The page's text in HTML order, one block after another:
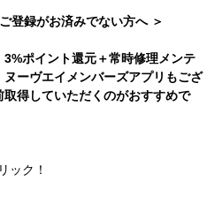
登録がお済みでない方へ ＞
ポイント還元＋常時修理メンテ
ーヴエイメンバーズアプリもござ
得していただくのがおすすめで
ック！